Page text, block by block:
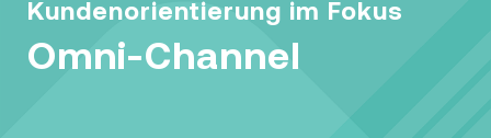
Kundenorientierung im Fokus
Omni-Channel